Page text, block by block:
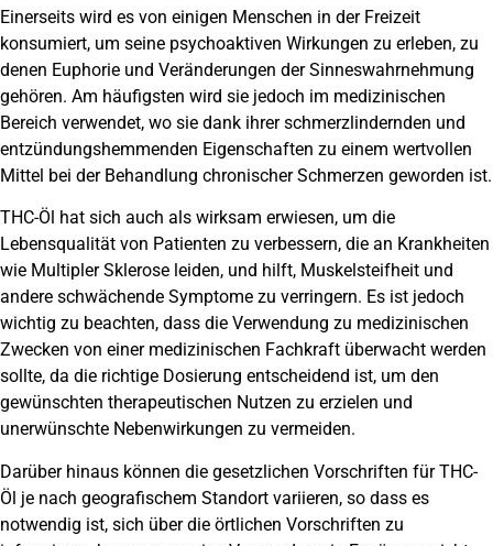
Einerseits wird es von einigen Menschen in der Freizeit
konsumiert, um seine psychoaktiven Wirkungen zu erleben, zu
denen Euphorie und Veränderungen der Sinneswahrnehmung
gehören. Am häufigsten wird sie jedoch im medizinischen
Bereich verwendet, wo sie dank ihrer schmerzlindernden und
entzündungshemmenden Eigenschaften zu einem wertvollen
Mittel bei der Behandlung chronischer Schmerzen geworden ist.
THC-Öl hat sich auch als wirksam erwiesen, um die
Lebensqualität von Patienten zu verbessern, die an Krankheiten
wie Multipler Sklerose leiden, und hilft, Muskelsteifheit und
andere schwächende Symptome zu verringern. Es ist jedoch
wichtig zu beachten, dass die Verwendung zu medizinischen
Zwecken von einer medizinischen Fachkraft überwacht werden
sollte, da die richtige Dosierung entscheidend ist, um den
gewünschten therapeutischen Nutzen zu erzielen und
unerwünschte Nebenwirkungen zu vermeiden.
Darüber hinaus können die gesetzlichen Vorschriften für THC-
Öl je nach geografischem Standort variieren, so dass es
notwendig ist, sich über die örtlichen Vorschriften zu